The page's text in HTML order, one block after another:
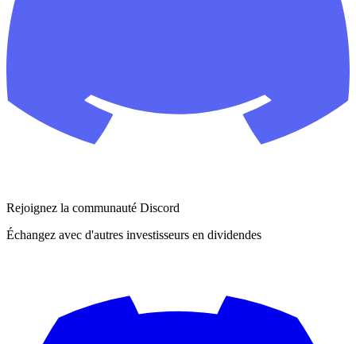
Rejoignez la communauté Discord
Échangez avec d'autres investisseurs en dividendes